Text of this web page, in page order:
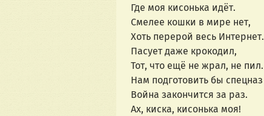
Где моя кисонька идëт.
Смелее кошки в мире нет,
Хоть перерой весь Интернет.
Пасует даже крокодил,
Тот, что ещё не жрал, не пил.
Нам подготовить бы спецназ
Война закончится за раз.
Ах, киска, кисонька моя!